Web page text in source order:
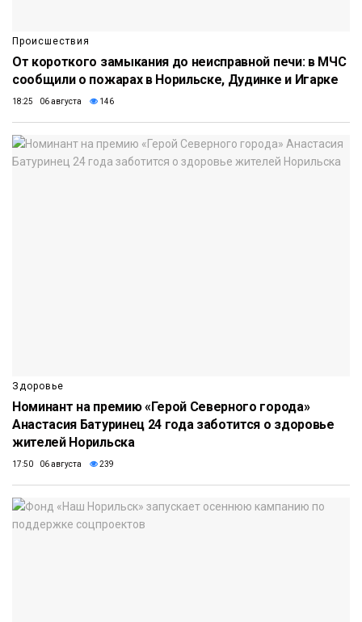
Происшествия
От короткого замыкания до неисправной печи: в МЧС
сообщили о пожарах в Норильске, Дудинке и Игарке
18:25 06 августа 146
Здоровье
Номинант на премию «Герой Северного города»
Анастасия Батуринец 24 года заботится о здоровье
жителей Норильска
17:50 06 августа 239